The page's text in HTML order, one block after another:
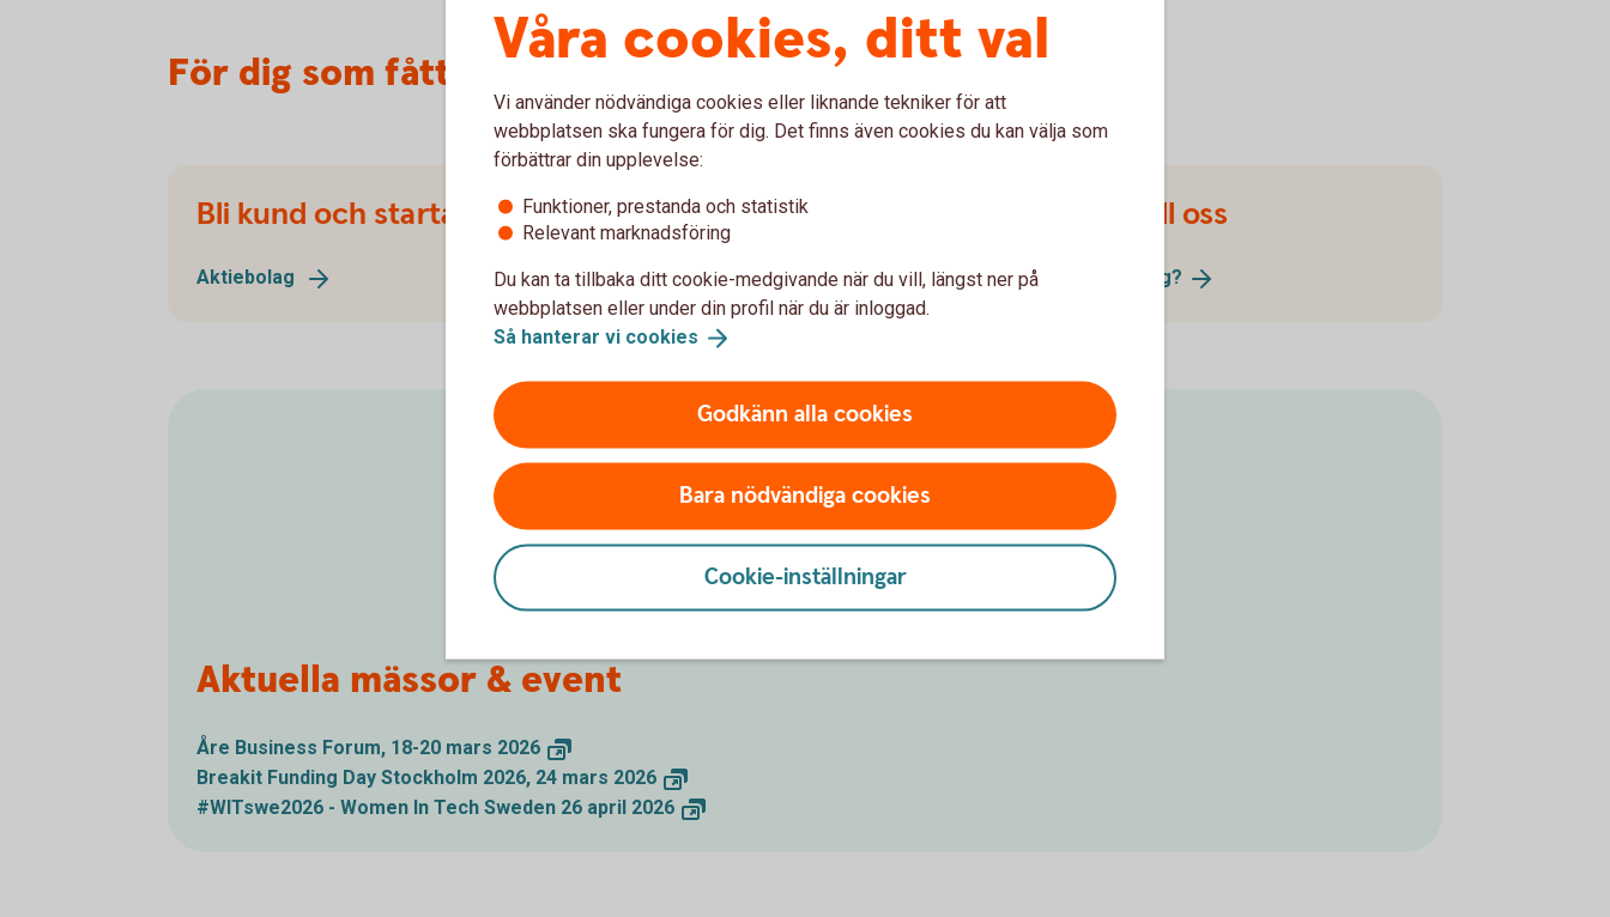
För dig som fått din intresseanmälan godkänd
Bli kund och starta aktiebolag
Aktiebolag
Flytta ditt aktiebolag till oss
Vill du byta bank med ditt aktiebolag?
Aktuella mässor & event
Åre Business Forum, 18-20 mars 2026
Breakit Funding Day Stockholm 2026, 24 mars 2026
#WITswe2026 - Women In Tech Sweden 26 april 2026
Kom & träffa
oss!
Våra cookies, ditt val
Vi använder nödvändiga cookies eller liknande tekniker för att
webbplatsen ska fungera för dig. Det finns även cookies du kan välja som
förbättrar din upplevelse:
Funktioner, prestanda och statistik
Relevant marknadsföring
Du kan ta tillbaka ditt cookie-medgivande när du vill, längst ner på
webbplatsen eller under din profil när du är inloggad.
Så hanterar vi cookies
Godkänn alla cookies
Bara nödvändiga cookies
Cookie-inställningar